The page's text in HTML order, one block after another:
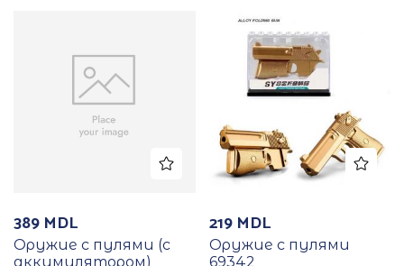
389 MDL
Оружие с пулями (с
аккумулятором)
219 MDL
Оружие с пулями
69342